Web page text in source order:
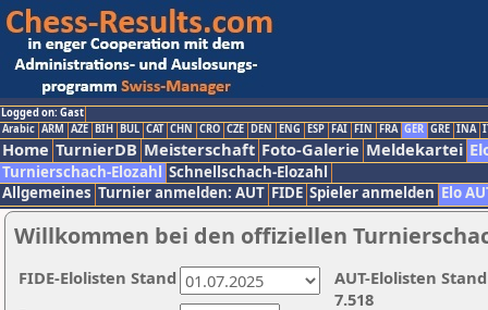
Logged on: Gast
Arabic ARM AZE BIH BUL CAT CHN CRO CZE DEN ENG ESP FAI FIN FRA GER GRE INA
Home TurnierDB Meisterschaft Foto-Galerie Meldekartei
Turnierschach-Elozahl Schnellschach-Elozahl
Allgemeines Turnier anmelden: AUT FIDE Spieler anmelden Elo
Willkommen bei den offiziellen
AUT-Elolisten
7.518
FIDE-Elolisten Stand